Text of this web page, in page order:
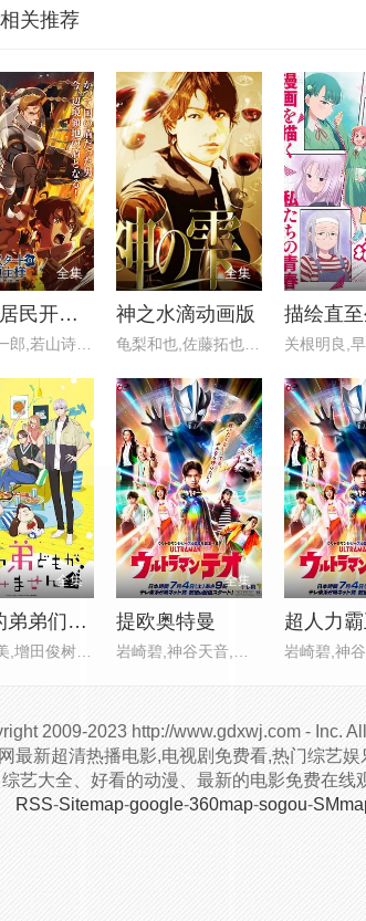
相关推荐
全集
从0位居民开始的边境领主大人
松田健一郎,若山诗音,坂泰斗
全集
神之水滴动画版
龟梨和也,佐藤拓也,内田真礼,甲
全集
我家的弟弟们真是让您费心了
大空直美,增田俊树,八代拓,小野
全集
提欧奥特曼 超人力
2009-2023 http://www.gdxwj.com - Inc.
最新超清热播电影,电视剧免费看,热门综艺
艺大全、好看的动漫、最新的电影免费在
RSS-Sitemap-google-360map-sogou-